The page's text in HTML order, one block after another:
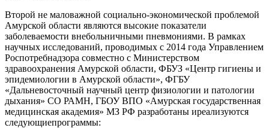
Второй не маловажной социально-экономической проблемой
Амурской области являются высокие показатели
заболеваемости внебольничными пневмониями. В рамках
научных исследований, проводимых с 2014 года Управлением
Роспотребнадзора совместно с Министерством
здравоохранения Амурской области, ФБУЗ «Центр гигиены и
эпидемиологии в Амурской области», ФГБУ
«Дальневосточный научный центр физиологии и патологии
дыхания» СО РАМН, ГБОУ ВПО «Амурская государственная
медицинская академия» МЗ РФ разработаны иреализуются
следующиепрограммы: